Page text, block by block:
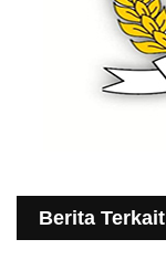
Berita Terkait